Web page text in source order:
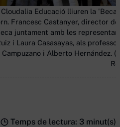
Educació lliuren la 'Beca
Francesc Castanyer, director
juntament amb les
i Laura Casasayas, als
i Alberto Hernández.
Temps de lectura: 3 minut(s)